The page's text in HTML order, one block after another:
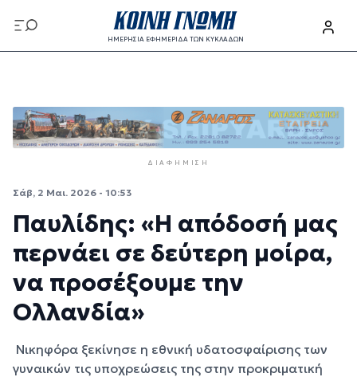
Παράκαμψη προς το κυρίως περιεχόμενο
ΗΜΕΡΗΣΙΑ ΕΦΗΜΕΡΙΔΑ ΤΩΝ ΚΥΚΛΑΔΩΝ
ΔΙΑΦΉΜΙΣΗ
Σάβ, 2 Μαι. 2026 - 10:53
Παυλίδης: «Η απόδοσή μας
περνάει σε δεύτερη μοίρα,
να προσέξουμε την
Ολλανδία»
Νικηφόρα ξεκίνησε η εθνική υδατοσφαίρισης των
γυναικών τις υποχρεώσεις της στην προκριματική